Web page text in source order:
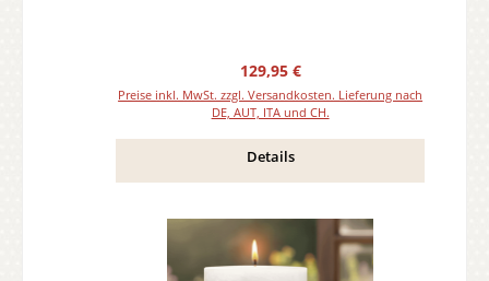
Regulärer Preis:
129,95 €
Preise inkl. MwSt. zzgl. Versandkosten. Lieferung nach
DE, AUT, ITA und CH.
Details